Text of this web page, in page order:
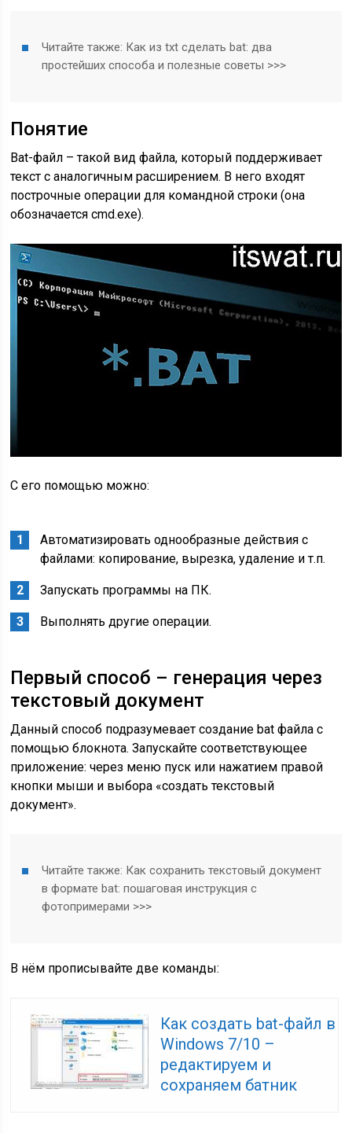
Читайте также: Как из txt сделать bat: два
простейших способа и полезные советы >>>
Понятие
Bat-файл – такой вид файла, который поддерживает
текст с аналогичным расширением. В него входят
построчные операции для командной строки (она
обозначается cmd.exe).
С его помощью можно:
Автоматизировать однообразные действия с
файлами: копирование, вырезка, удаление и т.п.
Запускать программы на ПК.
Выполнять другие операции.
Первый способ – генерация через
текстовый документ
Данный способ подразумевает создание bat файла с
помощью блокнота. Запускайте соответствующее
приложение: через меню пуск или нажатием правой
кнопки мыши и выбора «создать текстовый
документ».
Читайте также: Как сохранить текстовый документ
в формате bat: пошаговая инструкция с
фотопримерами >>>
В нём прописывайте две команды:
Как создать bat-файл в
Windows 7/10 –
редактируем и
сохраняем батник